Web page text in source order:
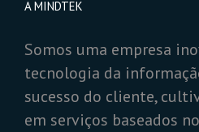
A MINDTEK
Somos uma empresa
tecnologia da
sucesso do cliente,
em serviços baseados